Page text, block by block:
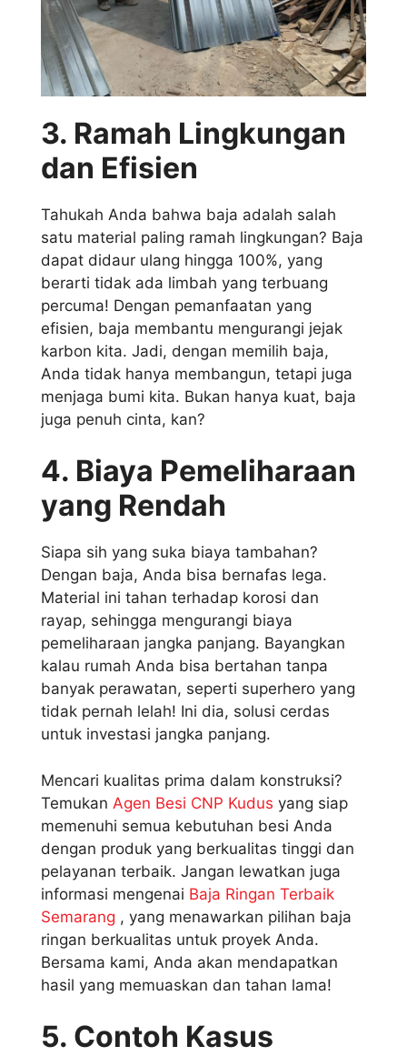
3. Ramah Lingkungan
dan Efisien
Tahukah Anda bahwa baja adalah salah
satu material paling ramah lingkungan? Baja
dapat didaur ulang hingga 100%, yang
berarti tidak ada limbah yang terbuang
percuma! Dengan pemanfaatan yang
efisien, baja membantu mengurangi jejak
karbon kita. Jadi, dengan memilih baja,
Anda tidak hanya membangun, tetapi juga
menjaga bumi kita. Bukan hanya kuat, baja
juga penuh cinta, kan?
4. Biaya Pemeliharaan
yang Rendah
Siapa sih yang suka biaya tambahan?
Dengan baja, Anda bisa bernafas lega.
Material ini tahan terhadap korosi dan
rayap, sehingga mengurangi biaya
pemeliharaan jangka panjang. Bayangkan
kalau rumah Anda bisa bertahan tanpa
banyak perawatan, seperti superhero yang
tidak pernah lelah! Ini dia, solusi cerdas
untuk investasi jangka panjang.
Mencari kualitas prima dalam konstruksi?
Temukan Agen Besi CNP Kudus yang siap
memenuhi semua kebutuhan besi Anda
dengan produk yang berkualitas tinggi dan
pelayanan terbaik. Jangan lewatkan juga
informasi mengenai Baja Ringan Terbaik
Semarang , yang menawarkan pilihan baja
ringan berkualitas untuk proyek Anda.
Bersama kami, Anda akan mendapatkan
hasil yang memuaskan dan tahan lama!
5. Contoh Kasus